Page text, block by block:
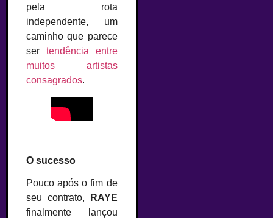
pela rota
independente, um
caminho que parece
ser tendência entre
muitos artistas
consagrados.
O sucesso
Pouco após o fim de
seu contrato,
RAYE
finalmente lançou